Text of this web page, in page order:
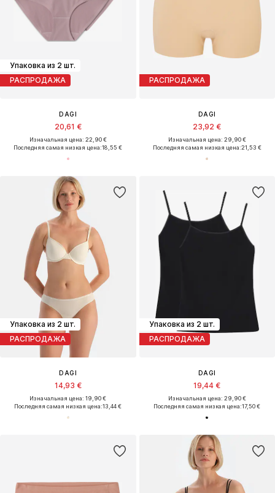
Упаковка из 2 шт.
РАСПРОДАЖА
DAGI
20,61 €
Изначальная цена: 22,90 €
Последняя самая низкая цена:18,55 €
РАСПРОДАЖА
DAGI
23,92 €
Изначальная цена: 29,90 €
Последняя самая низкая цена:21,53 €
Упаковка из 2 шт.
РАСПРОДАЖА
DAGI
14,93 €
Изначальная цена: 19,90 €
Последняя самая низкая цена:13,44 €
Упаковка из 2 шт.
РАСПРОДАЖА
DAGI
19,44 €
Изначальная цена: 29,90 €
Последняя самая низкая цена:17,50 €